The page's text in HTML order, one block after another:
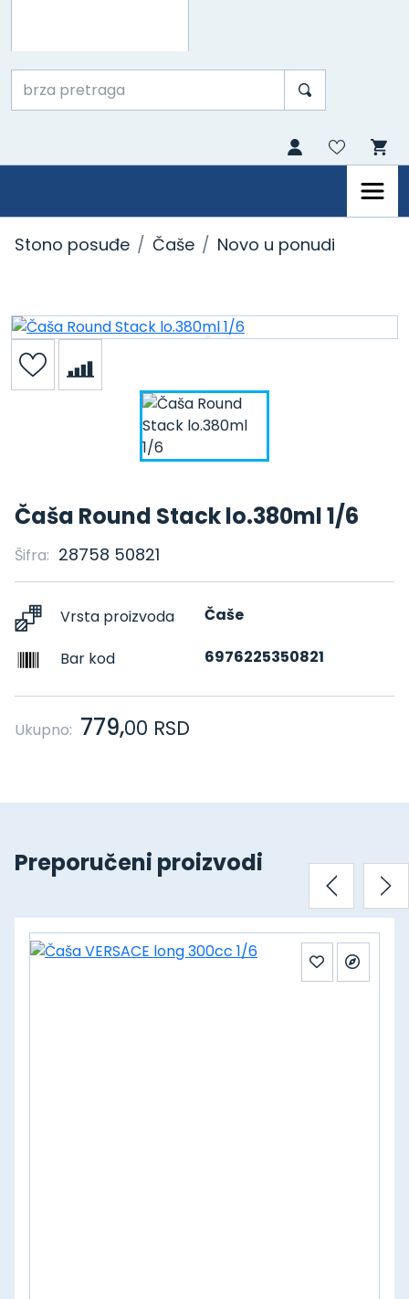
Stono posuđe Čaše Novo u ponudi
Čaša Round Stack lo.380ml 1/6
Šifra: 28758 50821
Vrsta proizvoda Čaše
Bar kod 6976225350821
Ukupno: 779,00 RSD
Preporučeni proizvodi